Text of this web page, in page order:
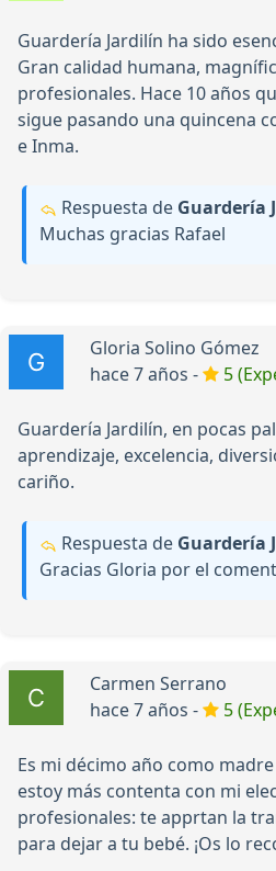
Guardería Jardilín ha sido
Gran calidad humana,
profesionales. Hace 10 años
sigue pasando una quincena
e Inma.
Respuesta de Guardería
Muchas gracias Rafael
Gloria Solino Gómez
hace 7 años -
5
Guardería Jardilín, en pocas
aprendizaje, excelencia,
cariño.
Respuesta de Guardería
Gracias Gloria por el
Carmen Serrano
hace 7 años -
5
Es mi décimo año como
estoy más contenta con mi
profesionales: te apprtan la
para dejar a tu bebé. ¡Os lo